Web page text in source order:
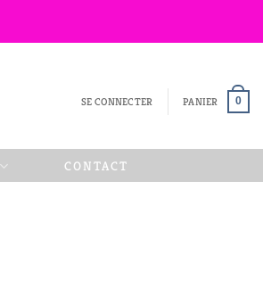
SE CONNECTER PANIER 0
CONTACT